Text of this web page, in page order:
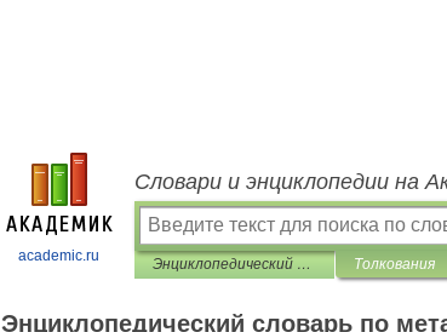
academic.ru
Словари и энциклопедии на
Энциклопедический словарь по металлургии Толкования
Энциклопедический словарь по